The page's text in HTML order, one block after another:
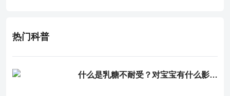
热门科普
什么是乳糖不耐受？对宝宝有什么影响？